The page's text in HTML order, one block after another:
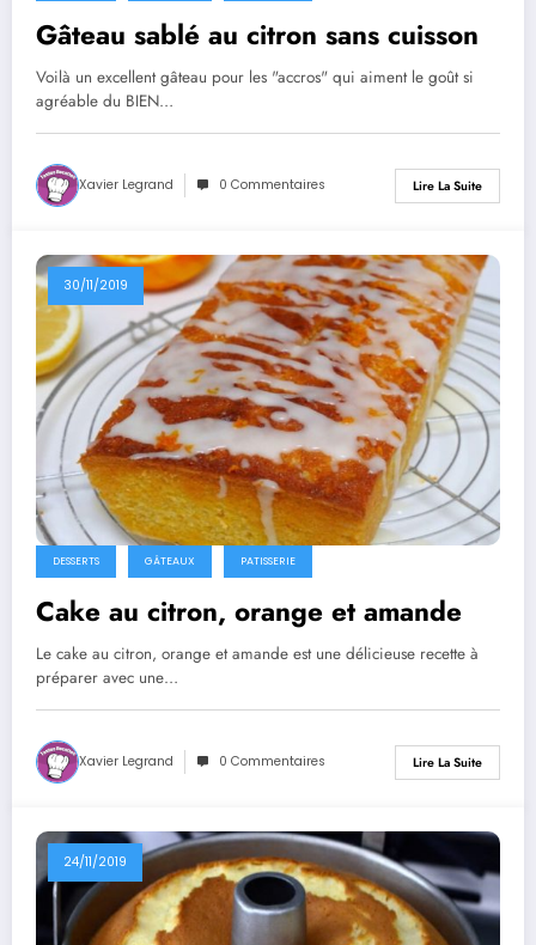
Gâteau sablé au citron sans cuisson
Voilà un excellent gâteau pour les "accros" qui aiment le goût si
agréable du BIEN…
Xavier Legrand 0 Commentaires Lire La Suite
30/11/2019
DESSERTS GÂTEAUX PATISSERIE
Cake au citron, orange et amande
Le cake au citron, orange et amande est une délicieuse recette à
préparer avec une…
Xavier Legrand 0 Commentaires Lire La Suite
24/11/2019